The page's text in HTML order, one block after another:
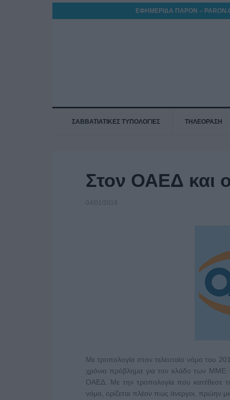
ΕΦΗΜΕΡΙΔΑ ΠΑΡΟΝ –
ΣΑΒΒΑΤΙΑΤΙΚΕΣ ΤΥΠΟΛΟΓΙΕΣ ΤΗΛΕΟΡΑΣΗ
Στον ΟΑΕΔ και
04/01/2019
Με τροπολογία στον τελευταίο νόμο του
χρόνιο πρόβλημα για τον κλάδο των ΜΜΕ:
ΟΑΕΔ. Με την τροπολογία που κατέθεσε
νόμο, ορίζεται πλέον πως άνεργοι, πρώην